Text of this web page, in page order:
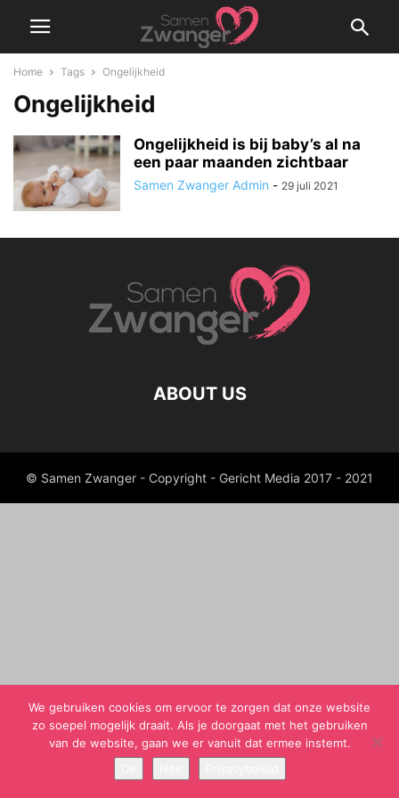
Home Tags Ongelijkheid
Ongelijkheid
Ongelijkheid is bij baby’s al na
een paar maanden zichtbaar
Samen Zwanger Admin - 29 juli 2021
ABOUT US
© Samen Zwanger - Copyright - Gericht Media 2017 - 2021
We gebruiken cookies om ervoor te zorgen dat onze website
zo soepel mogelijk draait. Als je doorgaat met het gebruiken
van de website, gaan we er vanuit dat ermee instemt.